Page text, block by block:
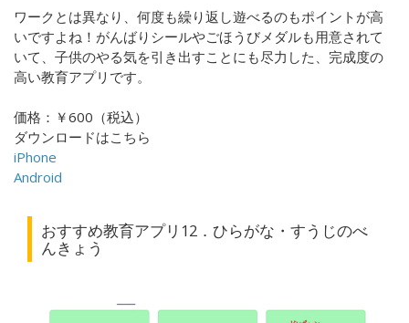
ワークとは異なり、何度も繰り返し遊べるのもポイントが高
いですよね！がんばりシールやごほうびメダルも用意されて
いて、子供のやる気を引き出すことにも尽力した、完成度の
高い教育アプリです。
価格：￥600（税込）
ダウンロードはこちら
iPhone
Android
おすすめ教育アプリ12．ひらがな・すうじのべ
んきょう